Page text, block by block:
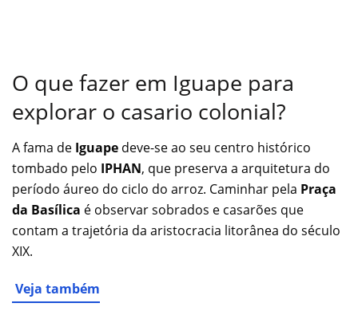
O que fazer em Iguape para
explorar o casario colonial?
A fama de Iguape deve-se ao seu centro histórico
tombado pelo IPHAN, que preserva a arquitetura do
período áureo do ciclo do arroz. Caminhar pela Praça
da Basílica é observar sobrados e casarões que
contam a trajetória da aristocracia litorânea do século
XIX.
Veja também